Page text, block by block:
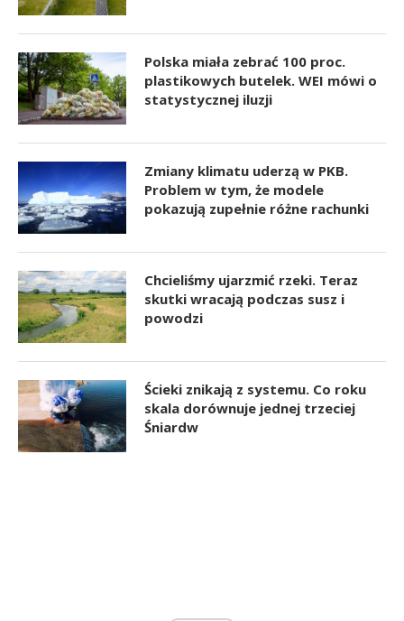
Polska miała zebrać 100 proc.
plastikowych butelek. WEI mówi o
statystycznej iluzji
Zmiany klimatu uderzą w PKB.
Problem w tym, że modele
pokazują zupełnie różne rachunki
Chcieliśmy ujarzmić rzeki. Teraz
skutki wracają podczas susz i
powodzi
Ścieki znikają z systemu. Co roku
skala dorównuje jednej trzeciej
Śniardw